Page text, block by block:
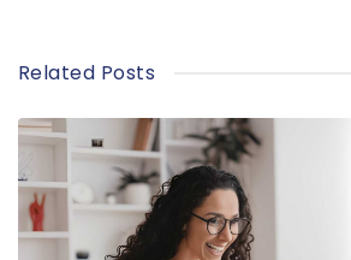
Related Posts